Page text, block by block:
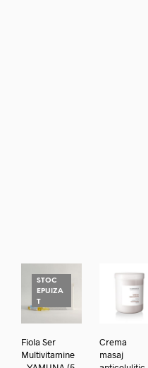
STOC
EPUIZA
T
Fiola Ser
Multivitamine
Crema
masaj